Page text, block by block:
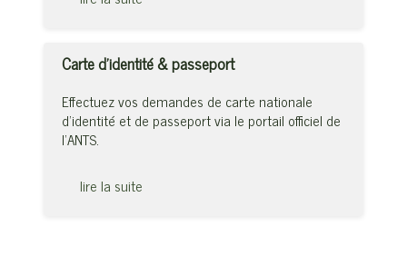
Carte d’identité & passeport
Effectuez vos demandes de carte nationale
d’identité et de passeport via le portail officiel de
l’ANTS.
lire la suite